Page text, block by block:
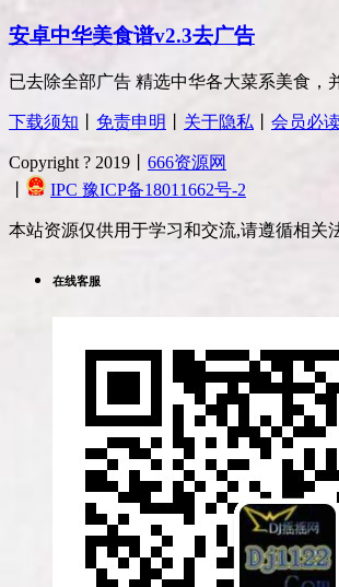
安卓中华美食谱v2.3去广告
已去除全部广告 精选中华各大菜系美食，
下载须知 免责申明 关于隐私 会员必
Copyright ? 2019丨 666资源网
IPC 豫ICP备18011662号-2
本站资源仅供用于学习和交流,请遵循相关
在线客服